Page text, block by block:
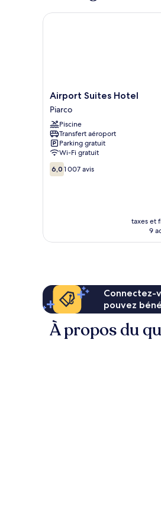
2
Airport
Suites
Hotel
Piarco
Airport Suites Hotel
Piarco
Piscine
Transfert aéroport
Parking gratuit
Wi-Fi gratuit
6.0
sur
6,0 1 007 avis
taxes et
9
Airport Suites Hotel
Connectez-
pouvez
À propos du